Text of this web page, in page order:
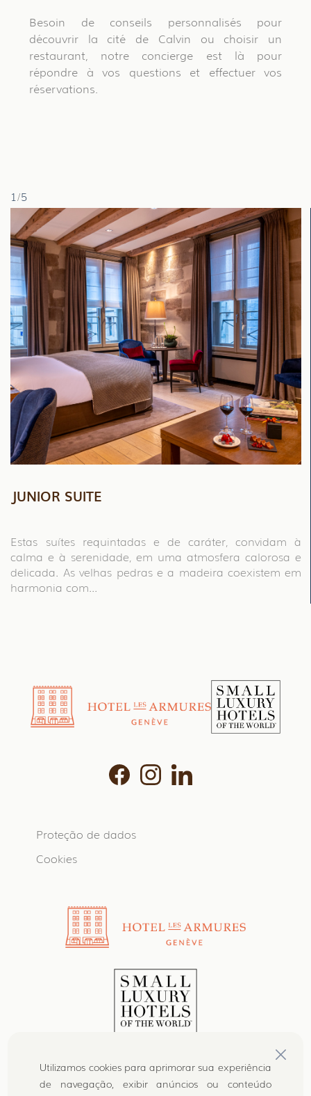
Utilizamos cookies para aprimorar sua experiência
de navegação, exibir anúncios ou conteúdo
Besoin de conseils personnalisés pour
découvrir la cité de Calvin ou choisir un
restaurant, notre concierge est là pour
répondre à vos questions et effectuer vos
réservations.
1/5
JUNIOR SUITE
Estas suítes requintadas e de caráter, convidam à
calma e à serenidade, em uma atmosfera calorosa e
delicada. As velhas pedras e a madeira coexistem em
harmonia com...
Proteção de dados
Cookies
Hotel les Armures